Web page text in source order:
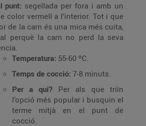
punt: segellada per fora i amb un
color vermell a l’interior. Tot i que
de la carn és una mica més cuita,
perquè la carn no perd la seva
Temperatura: 55-60 ºC.
Temps de cocció: 7-8 minuts.
Per a qui? Per als que triïn
l’opció més popular i busquin el
terme mitjà en el punt de
cocció.